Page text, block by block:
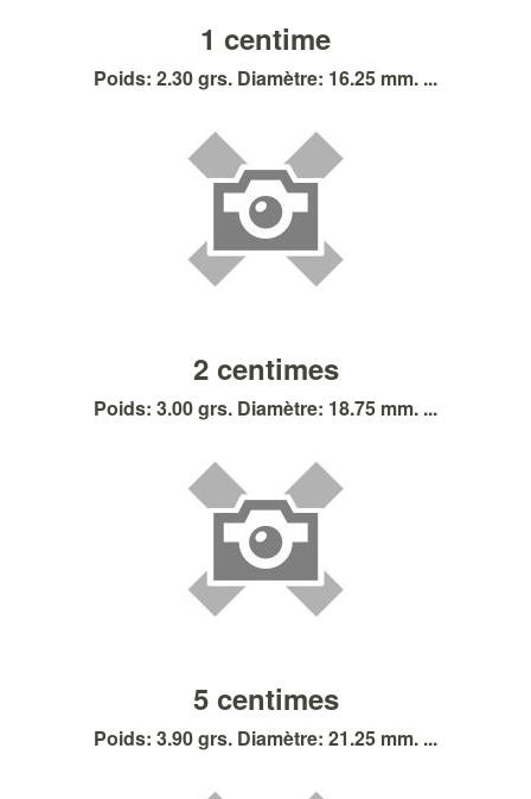
1 centime
Poids: 2.30 grs. Diamètre: 16.25 mm. ...
2 centimes
Poids: 3.00 grs. Diamètre: 18.75 mm. ...
5 centimes
Poids: 3.90 grs. Diamètre: 21.25 mm. ...